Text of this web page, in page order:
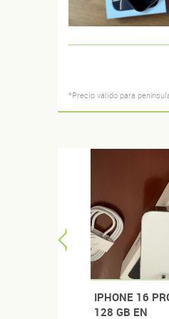
*Precio válido para
IPHONE 16
128 GB EN